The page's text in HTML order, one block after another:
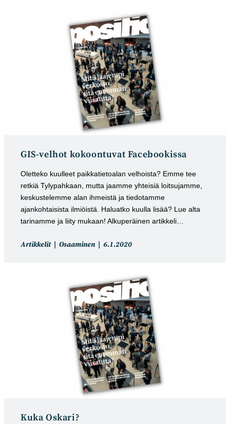
GIS-velhot kokoontuvat Facebookissa
Oletteko kuulleet paikkatietoalan velhoista? Emme tee
retkiä Tylypahkaan, mutta jaamme yhteisiä loitsujamme,
keskustelemme alan ihmeistä ja tiedotamme
ajankohtaisista ilmiöistä. Haluatko kuulla lisää? Lue alta
tarinamme ja liity mukaan! Alkuperäinen artikkeli…
Artikkelin
Artikkelit Osaaminen
Artikkeli
6.1.2020
Kuka Oskari?